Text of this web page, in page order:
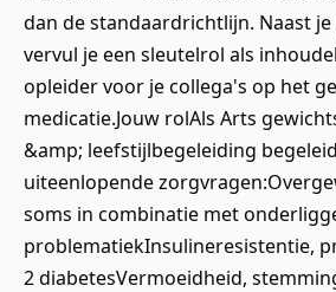
dan de standaardrichtlijn. Naast
vervul je een sleutelrol als
opleider voor je collega's op het
medicatie.Jouw rolAls Arts
&amp; leefstijlbegeleiding
uiteenlopende
soms in combinatie met
problematiekInsulineresistentie,
2 diabetesVermoeidheid,